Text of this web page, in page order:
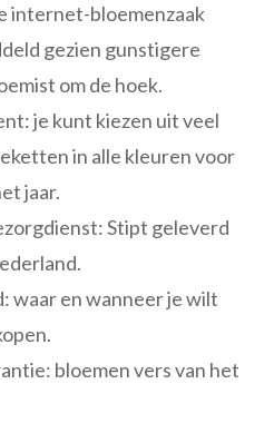
internet-bloemenzaak
gezien gunstigere
om de hoek.
je kunt kiezen uit veel
in alle kleuren voor
jaar.
Stipt geleverd
waar en wanneer je wilt
bloemen vers van het